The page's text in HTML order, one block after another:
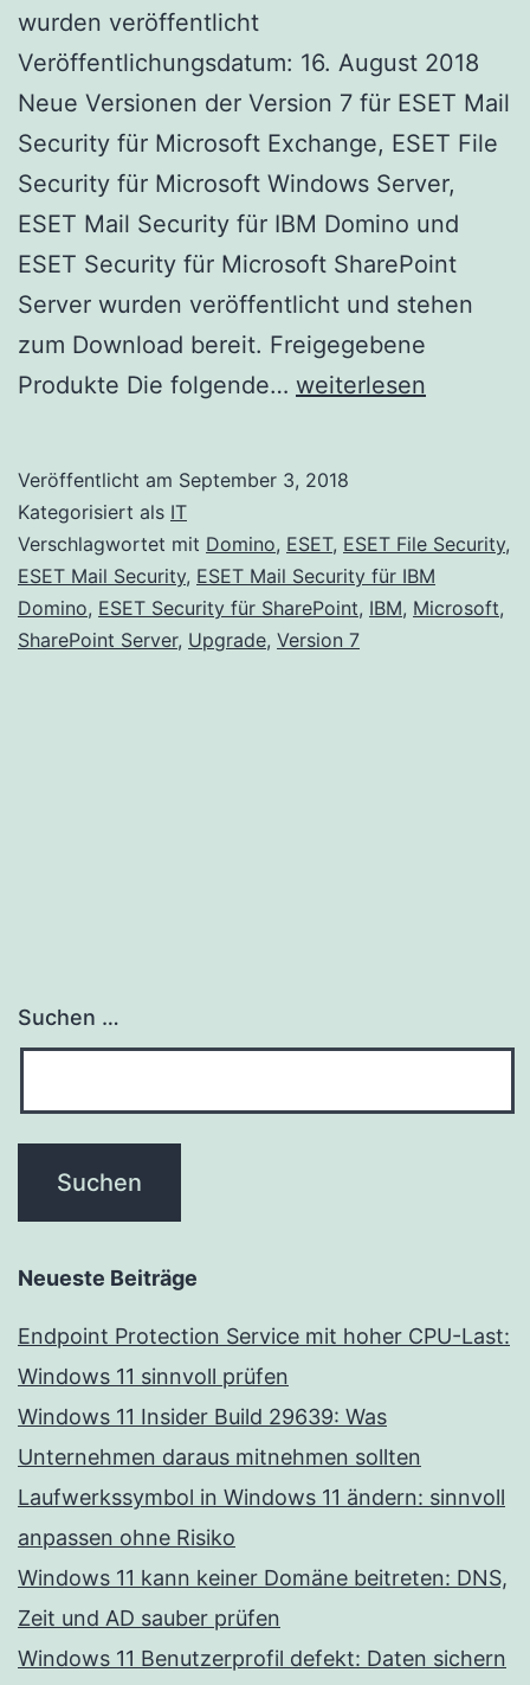
wurden veröffentlicht
Veröffentlichungsdatum: 16. August 2018
Neue Versionen der Version 7 für ESET Mail
Security für Microsoft Exchange, ESET File
Security für Microsoft Windows Server,
ESET Mail Security für IBM Domino und
ESET Security für Microsoft SharePoint
Server wurden veröffentlicht und stehen
zum Download bereit. Freigegebene
Produkte Die folgende… ESET
Version
7
wurden
weiterlesen
Veröffentlicht am September 3, 2018
Kategorisiert als IT
Verschlagwortet mit Domino, ESET, ESET File Security,
ESET Mail Security, ESET Mail Security für IBM
Domino, ESET Security für SharePoint, IBM, Microsoft,
SharePoint Server, Upgrade, Version 7
Suchen …
Neueste Beiträge
Endpoint Protection Service mit hoher CPU-Last:
Windows 11 sinnvoll prüfen
Windows 11 Insider Build 29639: Was
Unternehmen daraus mitnehmen sollten
Laufwerkssymbol in Windows 11 ändern: sinnvoll
anpassen ohne Risiko
Windows 11 kann keiner Domäne beitreten: DNS,
Zeit und AD sauber prüfen
Windows 11 Benutzerprofil defekt: Daten sichern